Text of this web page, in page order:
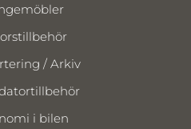
/ Arkiv
i bilen